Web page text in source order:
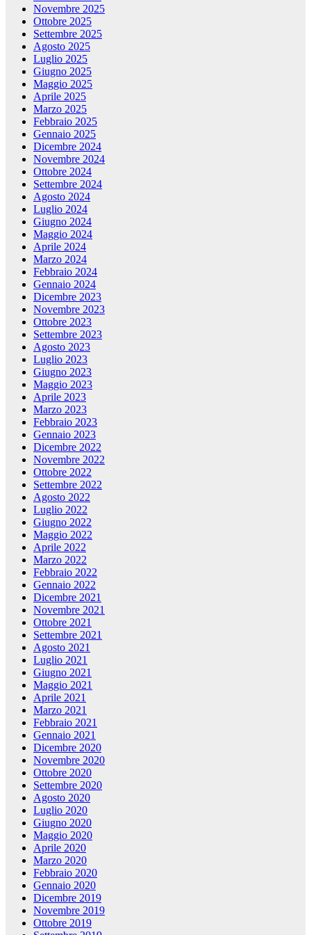
Novembre 2025
Ottobre 2025
Settembre 2025
Agosto 2025
Luglio 2025
Giugno 2025
Maggio 2025
Aprile 2025
Marzo 2025
Febbraio 2025
Gennaio 2025
Dicembre 2024
Novembre 2024
Ottobre 2024
Settembre 2024
Agosto 2024
Luglio 2024
Giugno 2024
Maggio 2024
Aprile 2024
Marzo 2024
Febbraio 2024
Gennaio 2024
Dicembre 2023
Novembre 2023
Ottobre 2023
Settembre 2023
Agosto 2023
Luglio 2023
Giugno 2023
Maggio 2023
Aprile 2023
Marzo 2023
Febbraio 2023
Gennaio 2023
Dicembre 2022
Novembre 2022
Ottobre 2022
Settembre 2022
Agosto 2022
Luglio 2022
Giugno 2022
Maggio 2022
Aprile 2022
Marzo 2022
Febbraio 2022
Gennaio 2022
Dicembre 2021
Novembre 2021
Ottobre 2021
Settembre 2021
Agosto 2021
Luglio 2021
Giugno 2021
Maggio 2021
Aprile 2021
Marzo 2021
Febbraio 2021
Gennaio 2021
Dicembre 2020
Novembre 2020
Ottobre 2020
Settembre 2020
Agosto 2020
Luglio 2020
Giugno 2020
Maggio 2020
Aprile 2020
Marzo 2020
Febbraio 2020
Gennaio 2020
Dicembre 2019
Novembre 2019
Ottobre 2019